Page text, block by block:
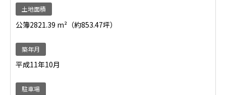
土地面積
公簿2821.39 m²（約853.47坪）
築年月
平成11年10月
駐車場